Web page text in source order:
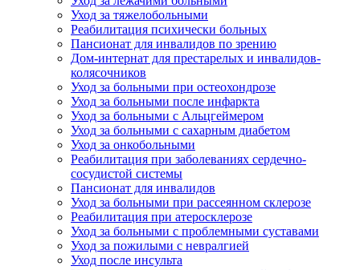
Уход за тяжелобольными
Реабилитация психически больных
Пансионат для инвалидов по зрению
Дом-интернат для престарелых и инвалидов-
колясочников
Уход за больными при остеохондрозе
Уход за больными после инфаркта
Уход за больными с Альцгеймером
Уход за больными с сахарным диабетом
Уход за онкобольными
Реабилитация при заболеваниях сердечно-
сосудистой системы
Пансионат для инвалидов
Уход за больными при рассеянном склерозе
Реабилитация при атеросклерозе
Уход за больными с проблемными суставами
Уход за пожилыми с невралгией
Уход после инсульта